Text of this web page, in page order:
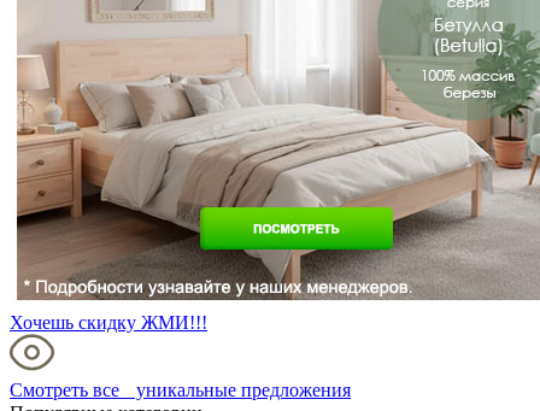
Хочешь скидку ЖМИ!!!
Смотреть все уникальные предложения